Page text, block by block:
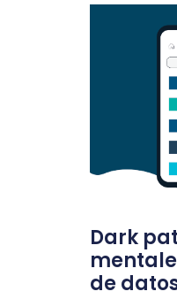
Dark
de